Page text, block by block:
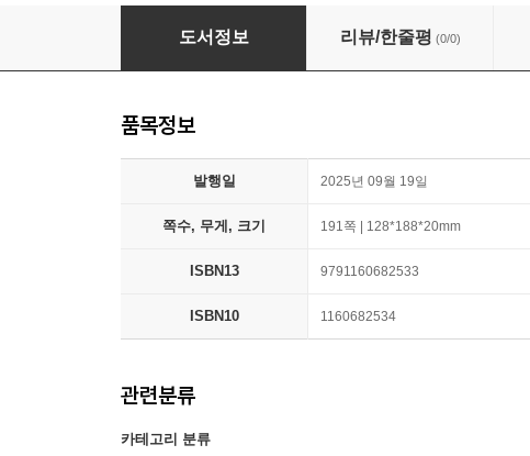
역사 속의 재일동포
도서정보 리뷰/한줄평 (0/0)
품목정보
발행일 2025년 09월 19일
쪽수, 무게, 크기 191쪽 | 128*188*20mm
ISBN13 9791160682533
ISBN10 1160682534
관련분류
카테고리 분류